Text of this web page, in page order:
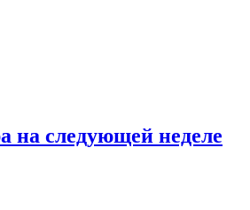
на следующей неделе